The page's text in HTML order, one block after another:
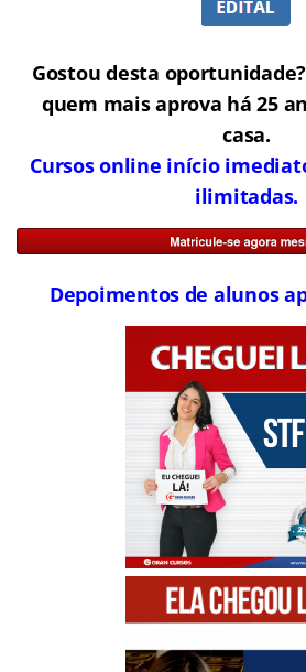
Gostou desta
quem mais aprova há 25
casa.
Cursos online início
ilimitadas.
Depoimentos de alunos